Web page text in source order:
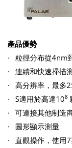
產品優勢
· 粒徑分布從4nm
· 連續和快速掃描
· 高分辨率，最多
· S適用於高達108
· 可連接其他制造
· 圖形顯示測量
· 直觀操作，使用